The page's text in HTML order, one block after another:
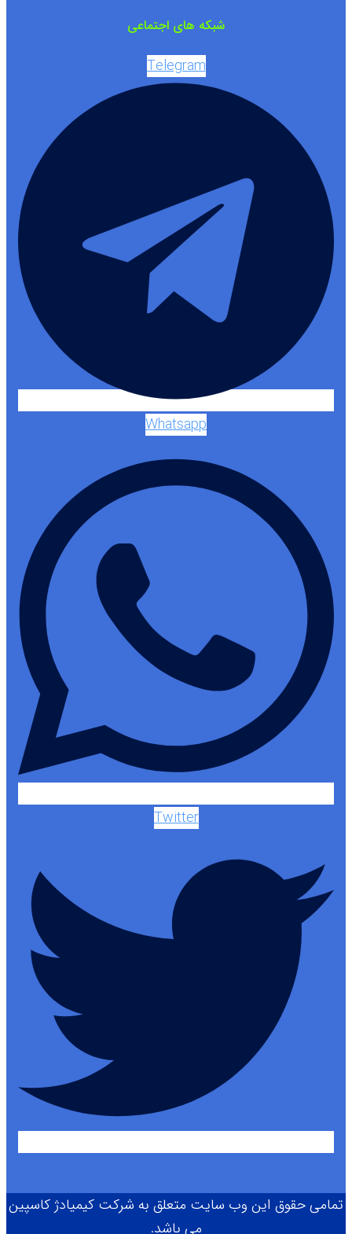
شبکه های اجتماعی
Telegram
Whatsapp
Twitter
تمامی حقوق این وب سایت متعلق به شرکت کیمیادژ کاسپین
می باشد.